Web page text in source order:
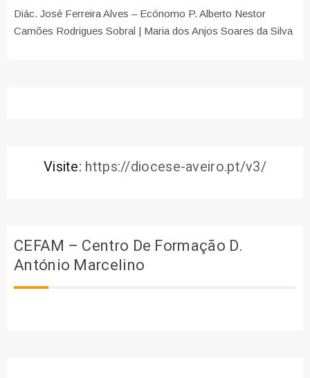
Diác. José Ferreira Alves – Ecónomo P. Alberto Nestor
Camões Rodrigues Sobral | Maria dos Anjos Soares da Silva
Visite: https://diocese-aveiro.pt/v3/
CEFAM – Centro De Formação D.
António Marcelino